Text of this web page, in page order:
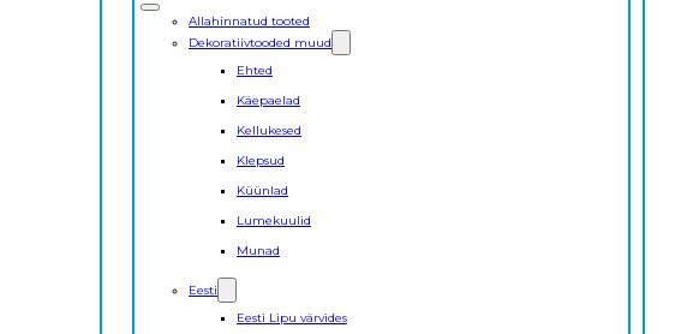
Allahinnatud tooted
Dekoratiivtooded muud
Ehted
Käepaelad
Kellukesed
Klepsud
Küünlad
Lumekuulid
Munad
Eesti
Eesti Lipu värvides